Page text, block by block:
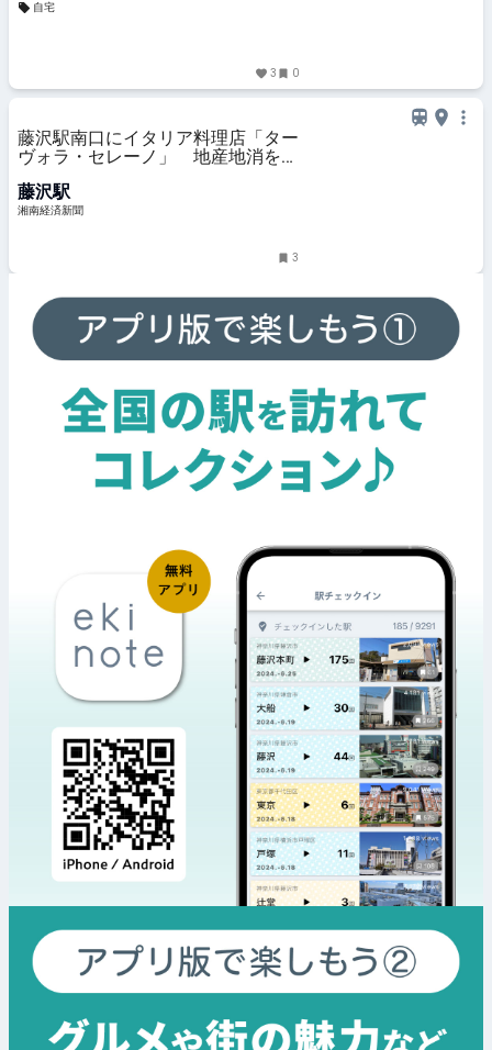
自宅
3 0
藤沢駅南口にイタリア料理店「ター
ヴォラ・セレーノ」 地産地消をテ
藤沢駅
湘南経済新聞
3